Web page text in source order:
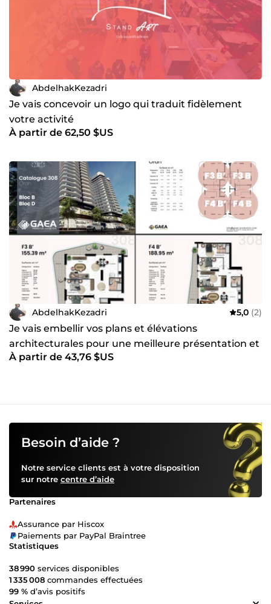
AbdelhakKezadri
Je vais concevoir un logo qui traduit fidèlement
votre activité
À partir de 62,50 $US
AbdelhakKezadri 5,0 (2)
Je vais embellir vos plans et élévations
architecturales pour une meilleure présentation et
lisibilité
À partir de 43,76 $US
Besoin d’aide ?
Notre service clients est à votre disposition
sur notre centre d’aide
Partenaires
Assurance par Hiscox
Paiements par PayPal Braintree
Statistiques
38 990 services disponibles
1 335 008 commandes effectuées
99 % d’avis positifs